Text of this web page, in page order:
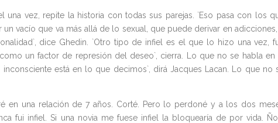
una vez, repite la historia con todas sus parejas. `Eso pasa con los
vacío que va más allá de lo sexual, que puede derivar en
dice Ghedin. `Otro tipo de infiel es el que lo hizo una vez,
un factor de represión del deseo`, cierra. Lo que no se habla en
está en lo que decimos`, dirá Jacques Lacan. Lo que no
en una relación de 7 años. Corté. Pero lo perdoné y a los dos
fui infiel. Si una novia me fuese infiel la bloquearía de por vida.